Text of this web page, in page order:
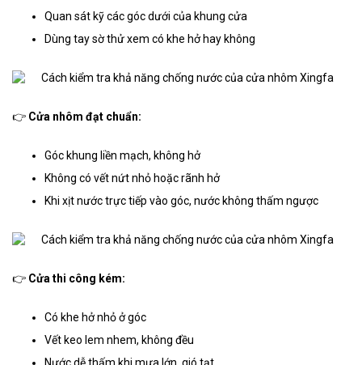
Quan sát kỹ các góc dưới của khung cửa
Dùng tay sờ thử xem có khe hở hay không
👉 Cửa nhôm đạt chuẩn:
Góc khung liền mạch, không hở
Không có vết nứt nhỏ hoặc rãnh hở
Khi xịt nước trực tiếp vào góc, nước không thấm ngược
👉 Cửa thi công kém:
Có khe hở nhỏ ở góc
Vết keo lem nhem, không đều